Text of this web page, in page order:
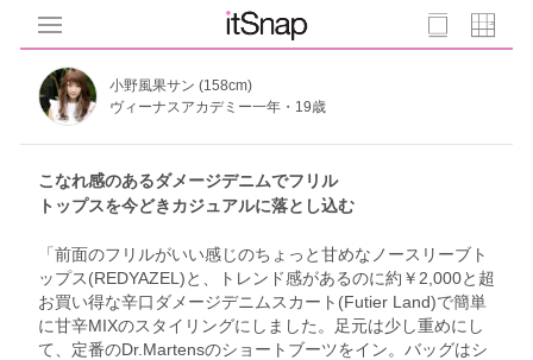
小野風果サン (158cm)
ヴィーナスアカデミー一年・19歳
こなれ感のあるダメージデニムでフリル
トップスを今どきカジュアルに落とし込む
「前面のフリルがいい感じのちょっと甘めなノースリーブト
ップス(REDYAZEL)と、トレンド感があるのに約￥2,000と超
お買い得な辛口ダメージデニムスカート(Futier Land)で簡単
に甘辛MIXのスタイリングにしました。足元は少し重めにし
て、定番のDr.Martensのショートブーツをイン。バッグはシ